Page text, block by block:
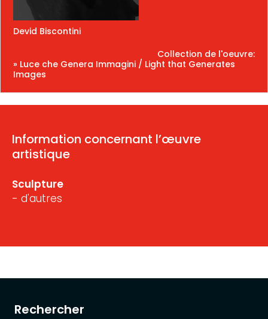
Rechercher
Devid Biscontini
Collection de l'oeuvre:
» Luce che Genera Immagini / Light that Generates
Images
Information concernant l’œuvre
artistique
Sculpture
- d'autres